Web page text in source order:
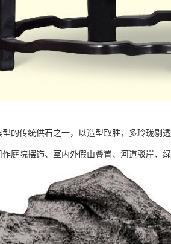
的传统供石之一，以造型取胜，多玲珑剔
庭院摆饰、室内外假山叠置、河道驳岸、